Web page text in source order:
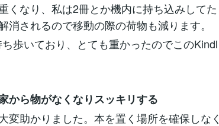
なり、私は2冊とか機内に持ち込みしてた
されるので移動の際の荷物も減ります。
歩いており、とても重かったのでこのKindl
から物がなくなりスッキリする
助かりました。本を置く場所を確保しなく